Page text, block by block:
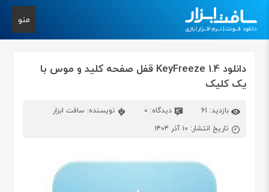
منو
دانلود KeyFreeze 1.4 قفل صفحه کلید و موس با
یک کلیک
بازدید: 61 دیدگاه: 0
نویسنده: سافت ابزار
تاریخ انتشار: ۱۰ آذر ۱۴۰۴